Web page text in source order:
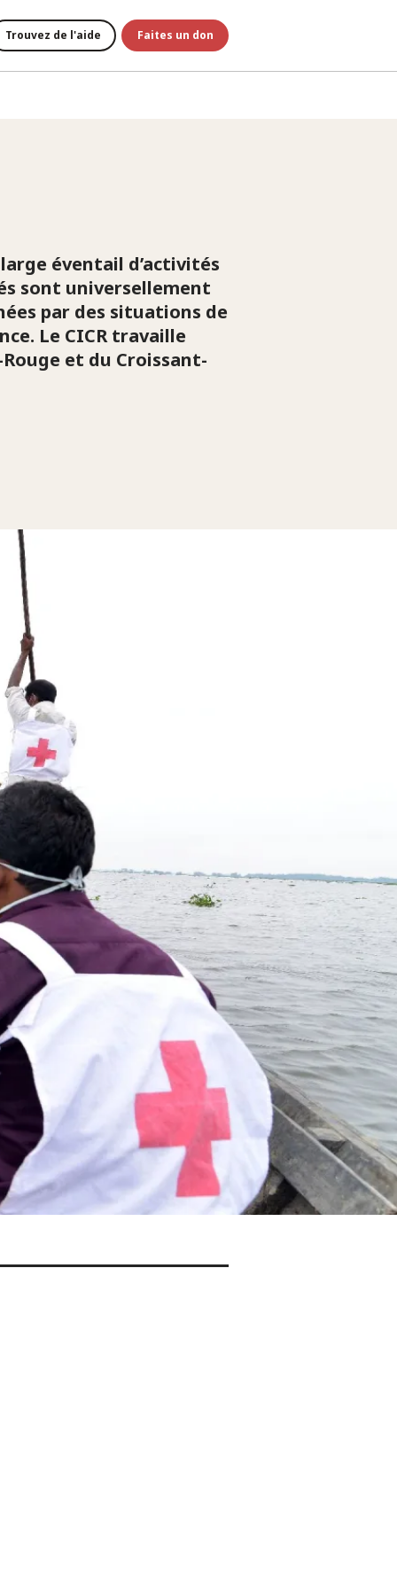
Trouvez de l'aide Faites un don
éventail d’activités
sont universellement
par des situations de
Le CICR travaille
et du Croissant-